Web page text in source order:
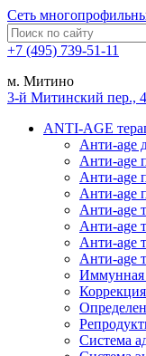
Сеть
+7 (495) 739-51-11
м. Митино
3-й Митинский пер.,
ANTI-AGE
Анти-age
Анти-age
Анти-age
Анти-age
Анти-age
Анти-age
Анти-age
Анти-age
Иммунная
Система